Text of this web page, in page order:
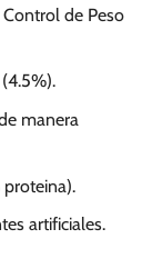
de Peso
manera
artificiales.